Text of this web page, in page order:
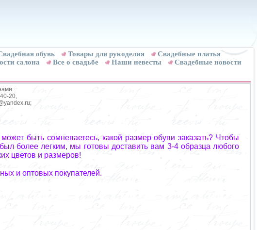
обувь Товары для рукоделия
Cвадебные платья
салона Все о свадьбе Наши невесты
Свадебные новости
20,
быть сомневаетесь, какой размер обуви заказать? Чтобы
более легким, мы готовы доставить вам 3-4 образца любого
цветов и размеров!
и оптовых покупателей.